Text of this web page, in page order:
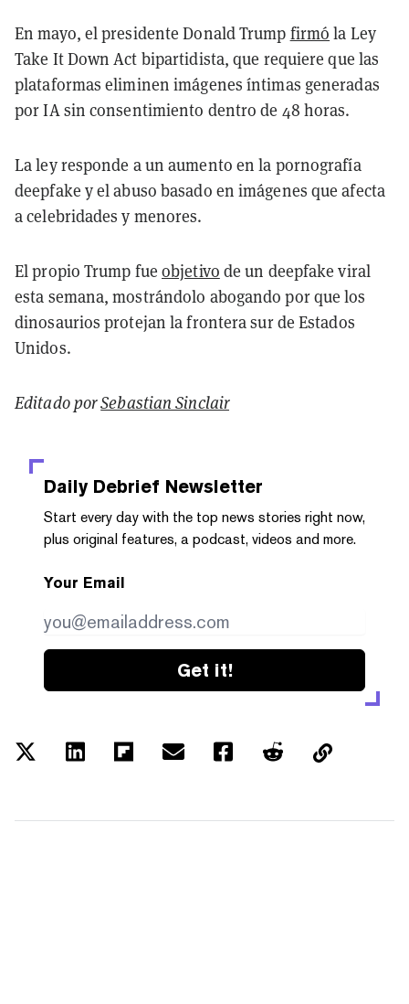
En mayo, el presidente Donald Trump firmó la Ley
Take It Down Act bipartidista, que requiere que las
plataformas eliminen imágenes íntimas generadas
por IA sin consentimiento dentro de 48 horas.
La ley responde a un aumento en la pornografía
deepfake y el abuso basado en imágenes que afecta
a celebridades y menores.
El propio Trump fueobjetivo de un deepfake viral
esta semana, mostrándolo abogando por que los
dinosaurios protejan la frontera sur de Estados
Unidos.
Editado porSebastian Sinclair
Daily Debrief Newsletter
Start every day with the top news stories right now,
plus original features, a podcast, videos and more.
Your Email
Get it!